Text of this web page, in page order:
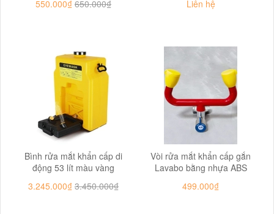
550.000₫ 650.000₫ Liên hệ
Bình rửa mắt khẩn cấp di
động 53 lít màu vàng
3.245.000₫ 3.450.000₫
Vòi rửa mắt khẩn cấp gắn
Lavabo bằng nhựa ABS
499.000₫